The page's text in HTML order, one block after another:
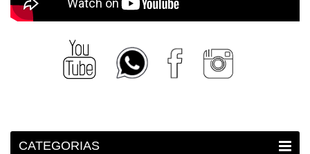
CATEGORIAS